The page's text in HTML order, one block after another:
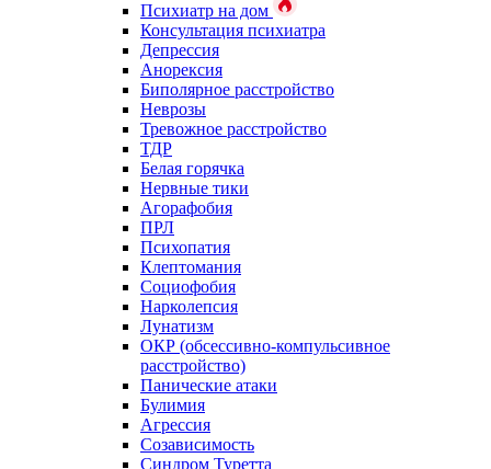
Психиатр на дом
Консультация психиатра
Депрессия
Анорексия
Биполярное расстройство
Неврозы
Тревожное расстройство
ТДР
Белая горячка
Нервные тики
Агорафобия
ПРЛ
Психопатия
Клептомания
Социофобия
Нарколепсия
Лунатизм
ОКР (обсессивно-компульсивное
расстройство)
Панические атаки
Булимия
Агрессия
Созависимость
Синдром Туретта